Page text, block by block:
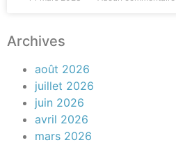
Archives
août 2026
juillet 2026
juin 2026
avril 2026
mars 2026